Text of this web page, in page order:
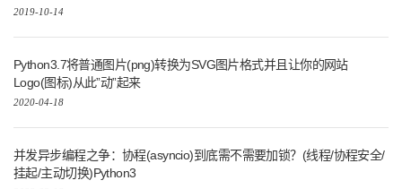
2019-10-14
Python3.7将普通图片(png)转换为SVG图片格式并且让你的网站
Logo(图标)从此”动”起来
2020-04-18
并发异步编程之争：协程(asyncio)到底需不需要加锁？(线程/协程安全/
挂起/主动切换)Python3